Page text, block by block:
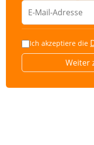
Ich akzeptiere die
Weiter